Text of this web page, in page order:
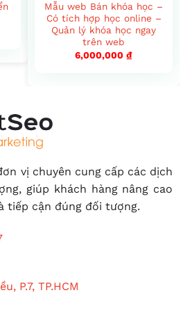
Mẫu web Bán khóa học –
Có tích hợp học online –
Quản lý khóa học ngay
trên web
6,000,000 ₫
vị chuyên cung cấp các dịch
giúp khách hàng nâng cao
tiếp cận đúng đối tượng.
P.7, TP.HCM